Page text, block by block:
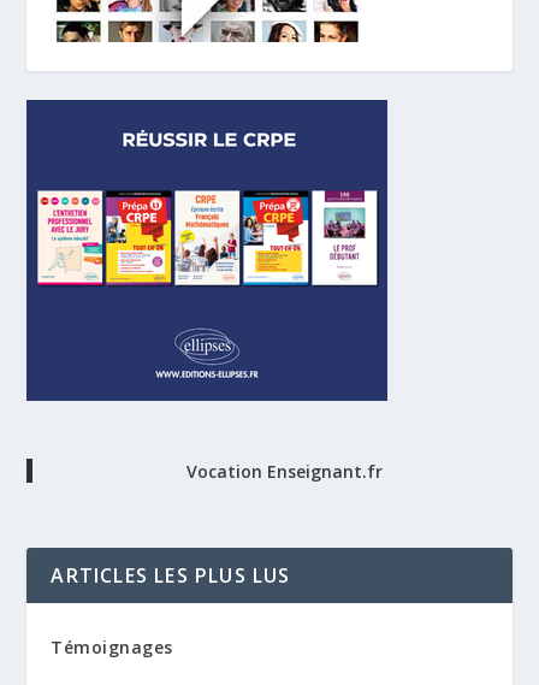
Vocation Enseignant.fr
ARTICLES LES PLUS LUS
Témoignages